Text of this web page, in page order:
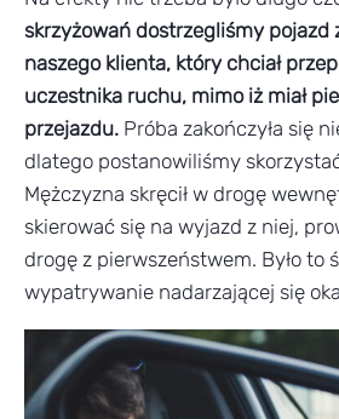
skrzyżowań dostrzegliśmy pojazd
naszego klienta, który chciał
uczestnika ruchu, mimo iż miał
przejazdu. Próba zakończyła się
dlatego postanowiliśmy
Mężczyzna skręcił w drogę
skierować się na wyjazd z niej,
drogę z pierwszeństwem. Było to
wypatrywanie nadarzającej się